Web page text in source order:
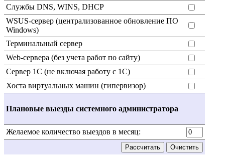
Службы DNS, WINS, DHCP
WSUS-сервер (централизованное обновление ПО
Windows)
Терминальный сервер
Web-сервера (без учета работ по сайту)
Сервер 1С (не включая работу с 1С)
Хоста виртуальных машин (гипервизор)
Плановые выезды системного администратора
Желаемое количество выездов в месяц: